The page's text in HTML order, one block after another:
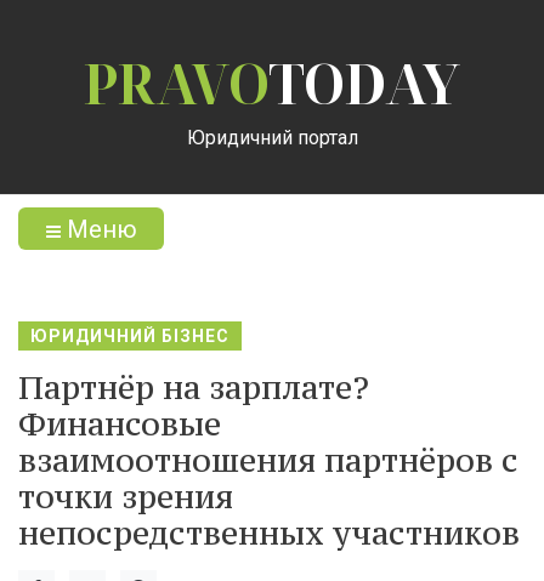
PRAVOTODAY
Юридичний портал
Меню
ЮРИДИЧНИЙ БІЗНЕС
Партнёр на зарплате?
Финансовые
взаимоотношения партнёров с
точки зрения
непосредственных участников